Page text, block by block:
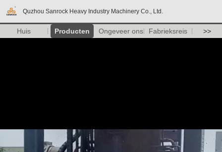
Quzhou Sanrock Heavy Industry Machinery Co., Ltd.
Huis Producten Ongeveer ons Fabrieksreis >>